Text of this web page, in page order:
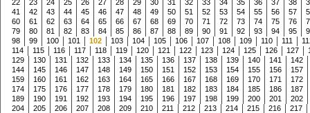
22 23 24 25 26 27 28 29 30 31 32 33 34 35 36 37 38
41
42 43 44 45 46 47 48 49 50 51 52 53 54 55 56 57
60
61 62 63 64 65 66 67 68 69 70 71 72 73 74 75 76
79
80 81 82 83 84 85 86 87 88 89 90 91 92 93 94 95
98
99 100 101 102 103 104 105 106 107 108 109 110 111
114
115 116 117 118 119 120 121 122 123 124 125 126 127
129
130 131 132 133 134 135 136 137 138 139 140 141
142
144
145 146 147 148 149 150 151 152 153 154 155 156
157
159
160 161 162 163 164 165 166 167 168 169 170 171
172
174
175 176 177 178 179 180 181 182 183 184 185 186
187
189
190 191 192 193 194 195 196 197 198 199 200 201
202
204
205 206 207 208 209 210 211 212 213 214 215 216
217